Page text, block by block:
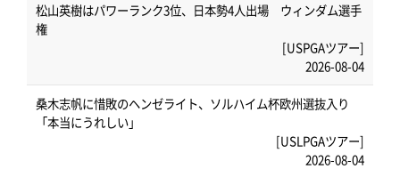
松山英樹はパワーランク3位、日本勢4人出場 ウィンダム選手
権
[USPGAツアー]
2026-08-04
桑木志帆に惜敗のヘンゼライト、ソルハイム杯欧州選抜入り
「本当にうれしい」
[USLPGAツアー]
2026-08-04